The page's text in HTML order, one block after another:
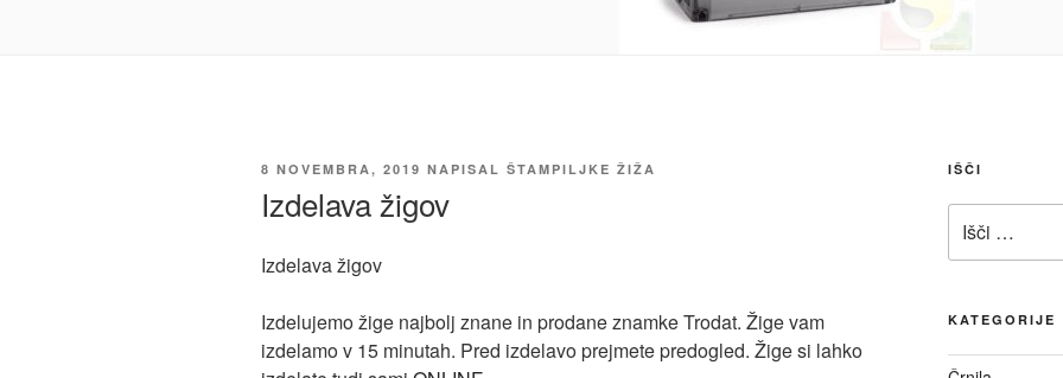
OBJAVLJENO
8 NOVEMBRA, 2019 NAPISAL ŠTAMPILJKE ŽIŽA
Izdelava žigov
Izdelava žigov
Izdelujemo žige najbolj znane in prodane znamke Trodat. Žige vam
izdelamo v 15 minutah. Pred izdelavo prejmete predogled. Žige si lahko
IŠČI
KATEGORIJE